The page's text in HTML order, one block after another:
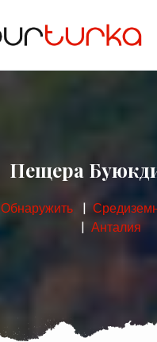
Пещера
Обнаружить
Анталия